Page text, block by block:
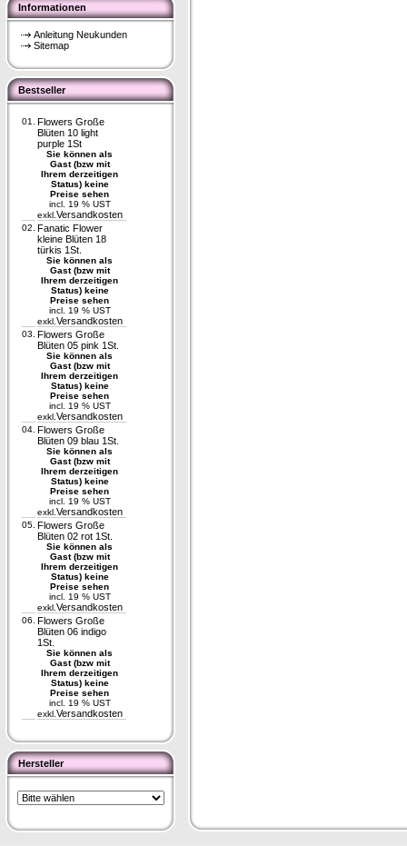
Informationen
Anleitung Neukunden
Sitemap
Bestseller
01.
Flowers Große
Blüten 10 light
purple 1St
Sie können als
Gast (bzw mit
Ihrem derzeitigen
Status) keine
Preise sehen
incl. 19 % UST
exkl. Versandkosten
02. Fanatic Flower
kleine Blüten 18
türkis 1St.
Sie können als
Gast (bzw mit
Ihrem derzeitigen
Status) keine
Preise sehen
incl. 19 % UST
exkl. Versandkosten
03. Flowers Große
Blüten 05 pink 1St.
Sie können als
Gast (bzw mit
Ihrem derzeitigen
Status) keine
Preise sehen
incl. 19 % UST
exkl. Versandkosten
04. Flowers Große
Blüten 09 blau 1St.
Sie können als
Gast (bzw mit
Ihrem derzeitigen
Status) keine
Preise sehen
incl. 19 % UST
exkl. Versandkosten
05. Flowers Große
Blüten 02 rot 1St.
Sie können als
Gast (bzw mit
Ihrem derzeitigen
Status) keine
Preise sehen
incl. 19 % UST
exkl. Versandkosten
06. Flowers Große
Blüten 06 indigo
1St.
Sie können als
Gast (bzw mit
Ihrem derzeitigen
Status) keine
Preise sehen
incl. 19 % UST
exkl. Versandkosten
Hersteller